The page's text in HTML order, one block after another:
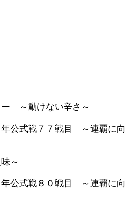
～動けない辛さ～
公式戦７７戦目 ～連覇に向
～
公式戦８０戦目 ～連覇に向